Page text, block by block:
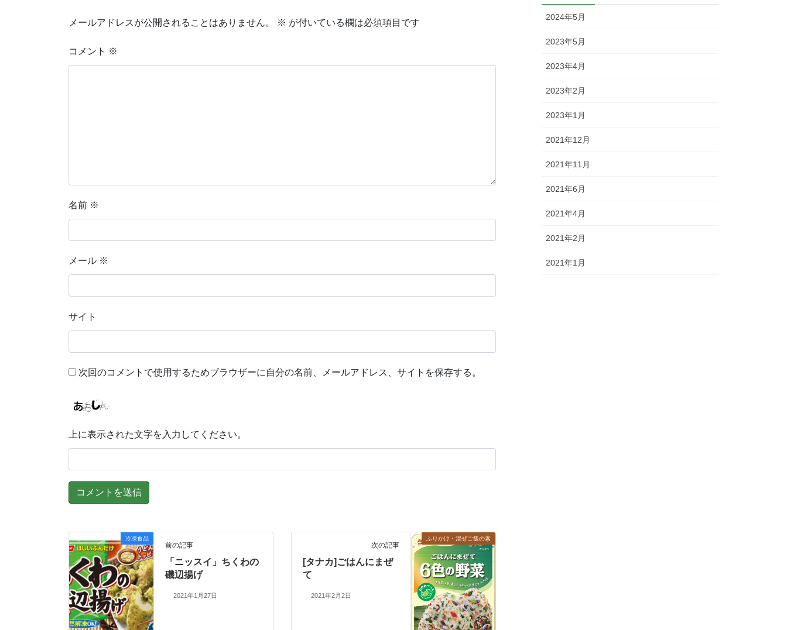
メールアドレスが公開されることはありません。 ※ が付いている欄は必須項目です
コメント ※
名前 ※
メール ※
サイト
次回のコメントで使用するためブラウザーに自分の名前、メールアドレス、サイトを保存する。
上に表示された文字を入力してください。
冷凍食品
前の記事
「ニッスイ」ちくわの
磯辺揚げ
2021年1月27日
ふりかけ・混ぜご飯の素
次の記事
[タナカ]ごはんにまぜ
て
2021年2月2日
2024年5月
2023年5月
2023年4月
2023年2月
2023年1月
2021年12月
2021年11月
2021年6月
2021年4月
2021年2月
2021年1月